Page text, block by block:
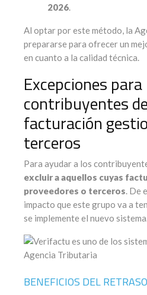
2026.
Al optar por este método, la
prepararse para ofrecer un
en cuanto a la calidad técnica.
Excepciones para
contribuyentes
facturación
terceros
Para ayudar a los
excluir a aquellos cuyas
proveedores o terceros. De
impacto que este grupo va a
se implemente el nuevo
BENEFICIOS DEL